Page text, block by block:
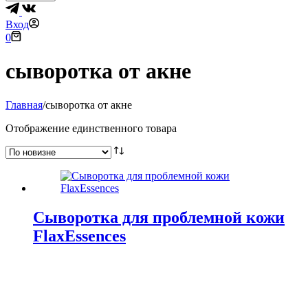
Вход
Корзина
0
сыворотка от акне
Главная/сыворотка от акне
Отображение единственного товара
Сыворотка для проблемной кожи
FlaxEssences